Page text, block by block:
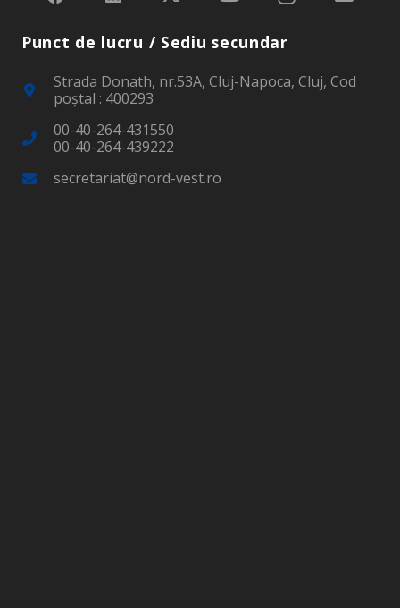
Punct de lucru / Sediu secundar
Strada Donath, nr.53A, Cluj-Napoca, Cluj, Cod
poştal : 400293
00-40-264-431550
00-40-264-439222
secretariat@nord-vest.ro